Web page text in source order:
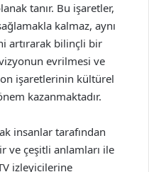
tanır. Bu işaretler,
kalmaz, aynı
artırarak bilinçli bir
evrilmesi ve
işaretlerinin kültürel
kazanmaktadır.
insanlar tarafından
ve çeşitli anlamları ile
izleyicilerine